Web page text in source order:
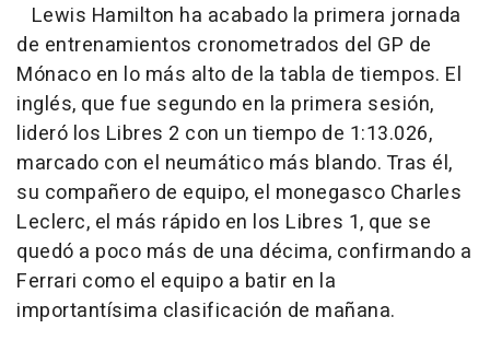
Lewis Hamilton ha acabado la primera jornada
de entrenamientos cronometrados del GP de
Mónaco en lo más alto de la tabla de tiempos. El
inglés, que fue segundo en la primera sesión,
lideró los Libres 2 con un tiempo de 1:13.026,
marcado con el neumático más blando. Tras él,
su compañero de equipo, el monegasco Charles
Leclerc, el más rápido en los Libres 1, que se
quedó a poco más de una décima, confirmando a
Ferrari como el equipo a batir en la
importantísima clasificación de mañana.